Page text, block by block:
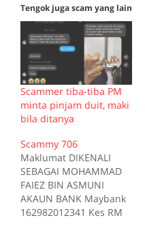
Tengok juga scam yang lain
Scammer tiba-tiba PM
minta pinjam duit, maki
bila ditanya
Scammy 706
Maklumat DIKENALI
SEBAGAI MOHAMMAD
FAIEZ BIN ASMUNI
AKAUN BANK Maybank
162982012341 Kes RM